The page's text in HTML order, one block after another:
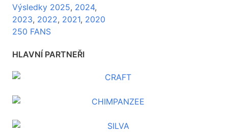
Výsledky 2025, 2024,
2023, 2022, 2021, 2020
250 FANS
HLAVNÍ PARTNEŘI